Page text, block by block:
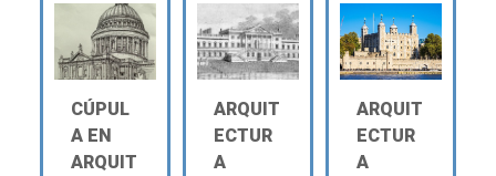
CÚPUL
A EN
ARQUIT
ARQUIT
ECTUR
A
ARQUIT
ECTUR
A